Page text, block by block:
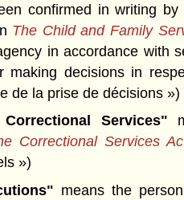
confirmed in writing
The Child and Family
in accordance with
making decisions in
de la prise de décisions »)
Services"
Correctional Services
»)
means the